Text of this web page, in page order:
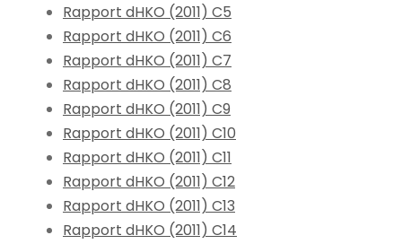
Rapport dHKO (2011) C5
Rapport dHKO (2011) C6
Rapport dHKO (2011) C7
Rapport dHKO (2011) C8
Rapport dHKO (2011) C9
Rapport dHKO (2011) C10
Rapport dHKO (2011) C11
Rapport dHKO (2011) C12
Rapport dHKO (2011) C13
Rapport dHKO (2011) C14